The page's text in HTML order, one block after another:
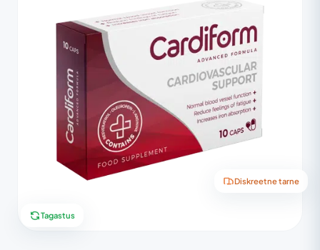
Diskreetne tarne
Tagastus